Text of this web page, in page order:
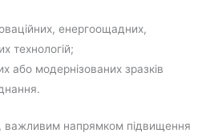
енергоощадних,
технологій;
або модернізованих зразків
важливим напрямком підвищення